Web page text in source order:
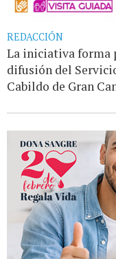
REDACCIÓN
La iniciativa forma
difusión del
Cabildo de Gran